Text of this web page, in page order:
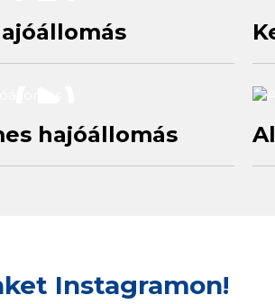
hajóállomás
Instagramon!